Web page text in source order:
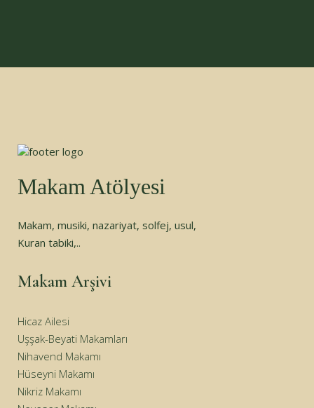
Makam Atölyesi
Makam, musiki, nazariyat, solfej, usul,
Kuran tabiki,..
Makam Arşivi
Hicaz Ailesi
Uşşak-Beyati Makamları
Nihavend Makamı
Hüseyni Makamı
Nikriz Makamı